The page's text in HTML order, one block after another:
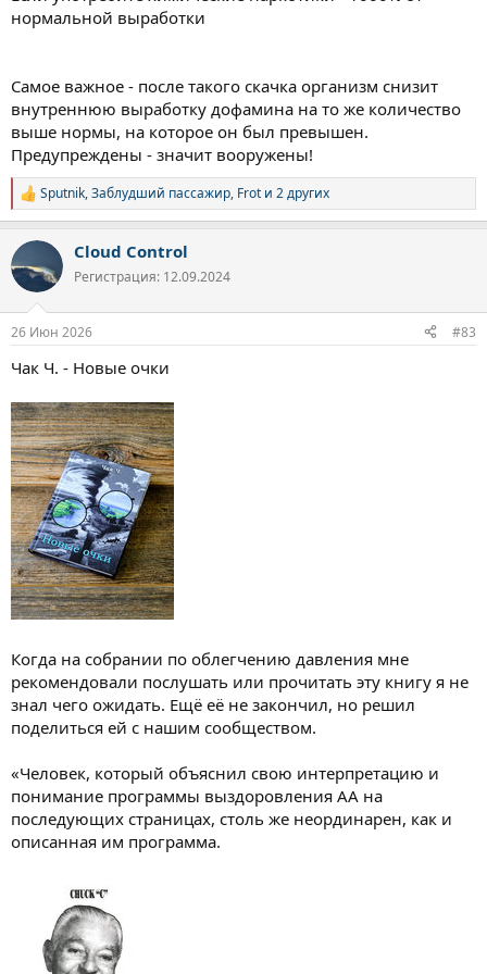
Если вы решите смотреть — не торопитесь. Не за серию за
программе.
Рекомендую сильнее, чем иные психотерапевтические книги.
Потому что он не объясняет — он проживает.
Берегите себя. Мы исцеляемся не, когда перестаём бояться
боли, а когда учимся быть с ней рядом. Этот сериал —
тренажёр такой выдержки.
нормальной выработки
Самое важное - после такого скачка организм снизит
внутреннюю выработку дофамина на то же количество
выше нормы, на которое он был превышен.
Предупреждены - значит вооружены!
Р
е
к
ц
и
Sputnik,Заблудший пассажир, Frot и 2 других
Cloud Control
Регистрация: 12.09.2024
26 Июн 2026 #83
Чак Ч. - Новые очки
Когда на собрании по облегчению давления мне
рекомендовали послушать или прочитать эту книгу я не
знал чего ожидать. Ещё её не закончил, но решил
поделиться ей с нашим сообществом.
«Человек, который объяснил свою интерпретацию и
понимание программы выздоровления АА на
последующих страницах, столь же неординарен, как и
описанная им программа.